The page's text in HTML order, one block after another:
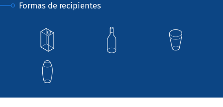
Formas de recipientes